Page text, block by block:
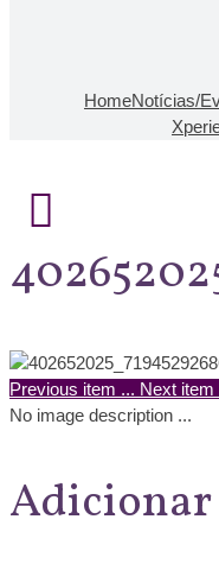
HomeNotícias/
Previous item ... Next item
No image description ...